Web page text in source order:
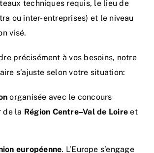
techniques requis, le lieu de
ou inter-entreprises) et le niveau
visé.
précisément à vos besoins, notre
s’ajuste selon votre situation:
organisée avec le concours
de la Région Centre–Val de Loireet
européenne. L’Europe s’engage